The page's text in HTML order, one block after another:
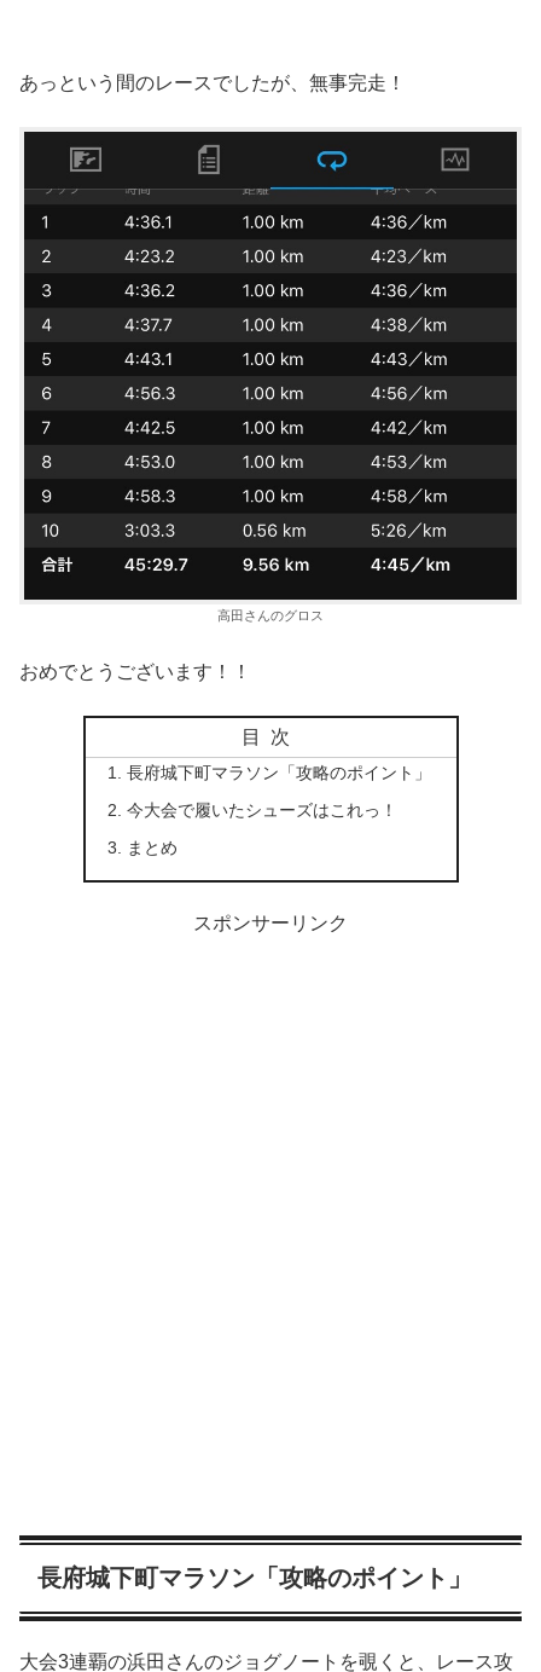
あっという間のレースでしたが、無事完走！
高田さんのグロス
おめでとうございます！！
目次
長府城下町マラソン「攻略のポイント」
今大会で履いたシューズはこれっ！
まとめ
スポンサーリンク
長府城下町マラソン「攻略のポイント」
大会3連覇の浜田さんのジョグノートを覗くと、レース攻